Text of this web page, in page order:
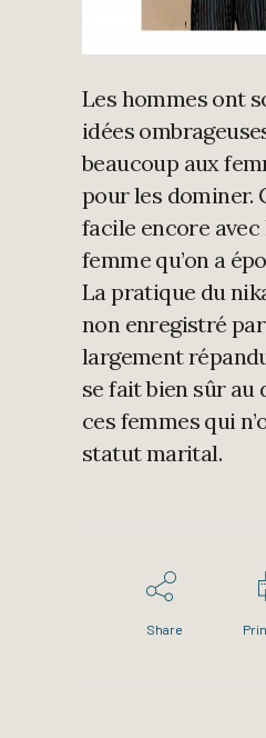
Les hommes ont
idées
beaucoup aux
pour les dominer.
facile encore avec
femme qu’on a
La pratique du
non enregistré
largement
se fait bien sûr au
ces femmes qui
statut marital.
Share